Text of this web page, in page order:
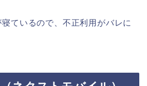
ているので、不正利用がバレに